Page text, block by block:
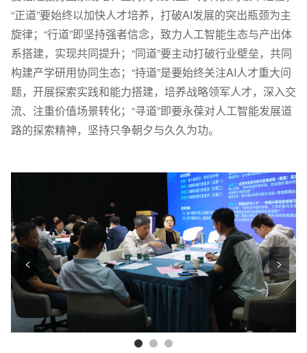
“正道”要始终以加快人才培养，打破AI发展的突出瓶颈为主
旋律；“行道”即坚持强者信念，致力人工智能生态与产出体
系搭建，实现共同提升；“同道”要主动打破行业壁垒，共同
构建产学研用协同生态；“持道”是要始终关注AI人才重大问
题，开展探索实践和能力搭建，培养战略领军人才，深入交
流、注重价值场景转化；“寻道”即要永葆对人工智能发展道
路的探索精神，坚持只争朝夕与久久为功。
< >